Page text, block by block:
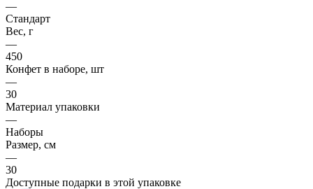
—
Стандарт
Вес, г
—
450
Конфет в наборе, шт
—
30
Материал упаковки
—
Наборы
Размер, см
—
30
Доступные подарки в этой упаковке